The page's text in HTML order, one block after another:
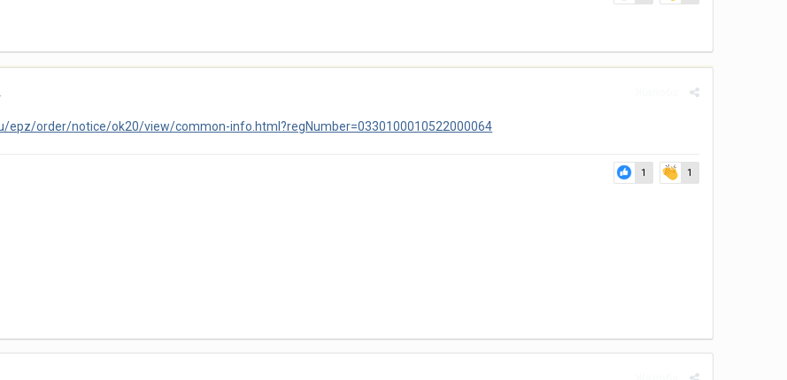
epz/order/notice/ok20/view/common-info.html?regNumber=0330100010522000064
1 1